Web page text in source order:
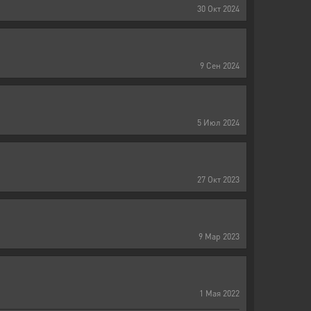
30 Окт 2024
9 Сен 2024
5 Июл 2024
27 Окт 2023
9 Мар 2023
1 Мая 2022